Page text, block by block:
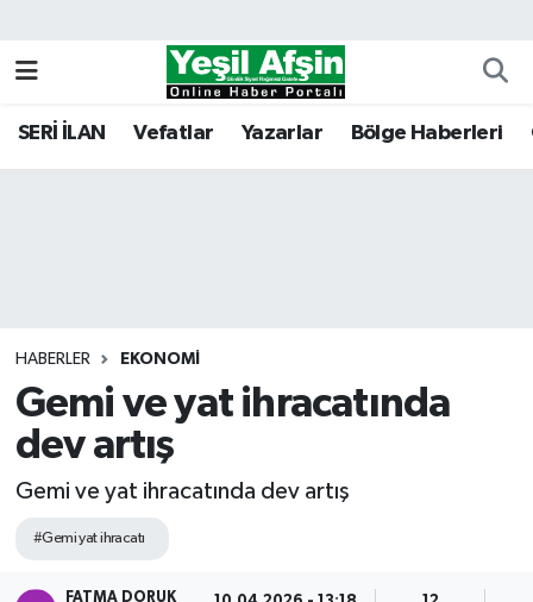
SERİ İLAN Vefatlar Yazarlar Bölge Haberleri
HABERLER EKONOMI
Gemi ve yat ihracatında
dev artış
Gemi ve yat ihracatında dev artış
#Gemi yat ihracatı
FATMA DORUK
Kahramanmaraş Nöbetçi Eczaneler
Tüm Manşetler
Son Dakika Haberleri